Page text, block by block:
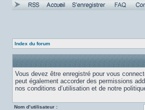
Index du forum
Vous devez être enregistré pour vous
peut également accorder des permissions
nos conditions d’utilisation et de notre
Nom d’utilisateur :